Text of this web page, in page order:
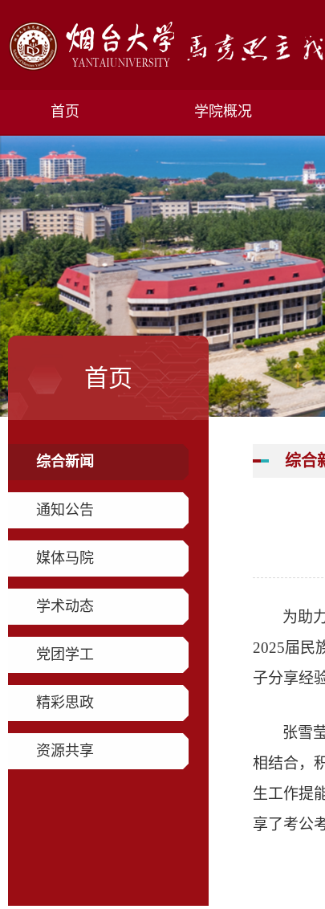
首页 学院概况
首页
综合新闻
通知公告
媒体马院
学术动态
党团学工
精彩思政
资源共享
综合
为助
2025届民
子分享经
张雪
相结合，
生工作提
享了考公